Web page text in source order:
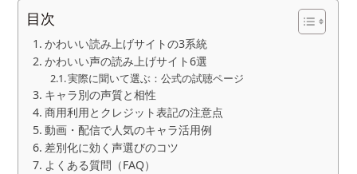
目次
かわいい読み上げサイトの3系統
かわいい声の読み上げサイト6選
実際に聞いて選ぶ：公式の試聴ページ
キャラ別の声質と相性
商用利用とクレジット表記の注意点
動画・配信で人気のキャラ活用例
差別化に効く声選びのコツ
よくある質問（FAQ）